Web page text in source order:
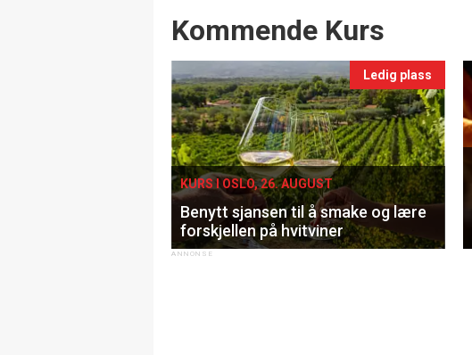
Events
Kommende Kurs
Ledig plass
KURS I OSLO, 26. AUGUST
Benytt sjansen til å smake og lære
forskjellen på hvitviner